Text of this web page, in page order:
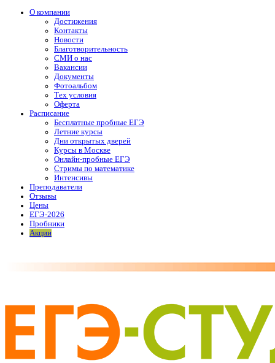
О компании
Достижения
Контакты
Новости
Благотворительность
СМИ о нас
Вакансии
Документы
Фотоальбом
Тех условия
Оферта
Расписание
Бесплатные пробные ЕГЭ
Летние курсы
Дни открытых дверей
Курсы в Москве
Онлайн-пробные ЕГЭ
Стримы по математике
Интенсивы
Преподаватели
Отзывы
Цены
ЕГЭ-2026
Пробники
Акции